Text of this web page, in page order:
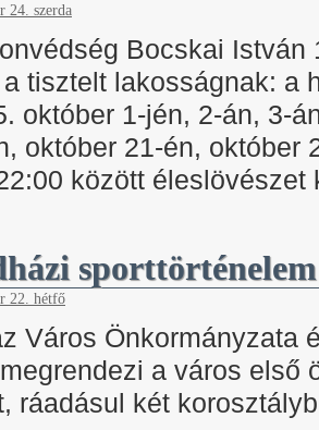
24. szerda
Bocskai István
tisztelt lakosságnak: a
október 1-jén, 2-án, 3-
október 21-én, október
között
sporttörténelem
22. hétfő
Város Önkormányzata
a város első
ráadásul két